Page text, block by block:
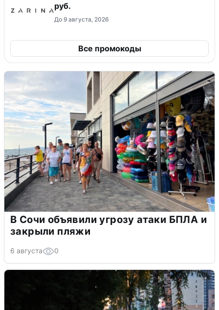
руб.
До 9 августа, 2026
Все промокоды
В Сочи объявили угрозу атаки БПЛА и
закрыли пляжи
6 августа 0